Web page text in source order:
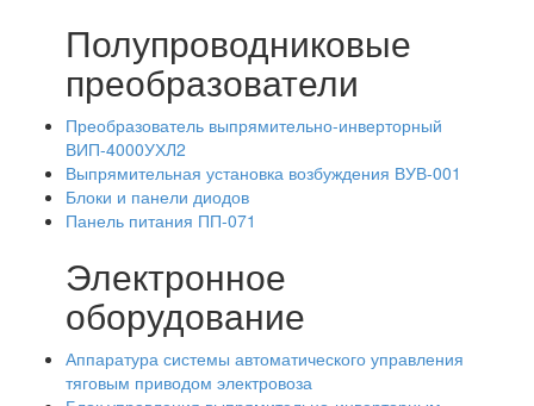
Полупроводниковые
преобразователи
Преобразователь выпрямительно-инверторный
ВИП-4000УХЛ2
Выпрямительная установка возбуждения ВУВ-001
Блоки и панели диодов
Панель питания ПП-071
Электронное
оборудование
Аппаратура системы автоматического управления
тяговым приводом электровоза